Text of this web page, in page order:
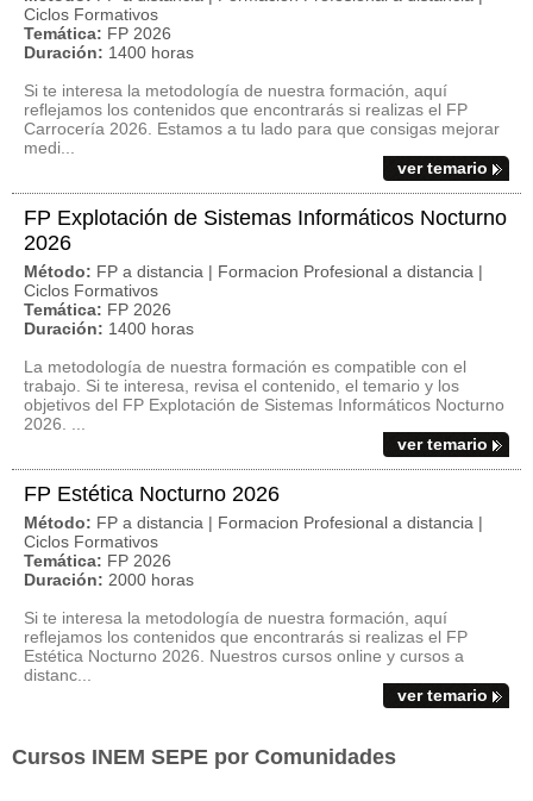
Ciclos Formativos
Temática: FP 2026
Duración: 1400 horas
Si te interesa la metodología de nuestra formación, aquí
reflejamos los contenidos que encontrarás si realizas el FP
Carrocería 2026. Estamos a tu lado para que consigas mejorar
medi...
ver temario
FP Explotación de Sistemas Informáticos Nocturno
2026
Método: FP a distancia | Formacion Profesional a distancia |
Ciclos Formativos
Temática: FP 2026
Duración: 1400 horas
La metodología de nuestra formación es compatible con el
trabajo. Si te interesa, revisa el contenido, el temario y los
objetivos del FP Explotación de Sistemas Informáticos Nocturno
2026. ...
ver temario
FP Estética Nocturno 2026
Método: FP a distancia | Formacion Profesional a distancia |
Ciclos Formativos
Temática: FP 2026
Duración: 2000 horas
Si te interesa la metodología de nuestra formación, aquí
reflejamos los contenidos que encontrarás si realizas el FP
Estética Nocturno 2026. Nuestros cursos online y cursos a
distanc...
ver temario
Cursos INEM SEPE por Comunidades